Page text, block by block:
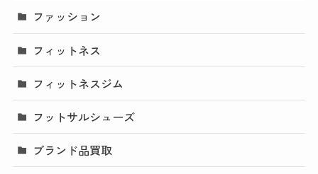
ファッション
フィットネス
フィットネスジム
フットサルシューズ
ブランド品買取